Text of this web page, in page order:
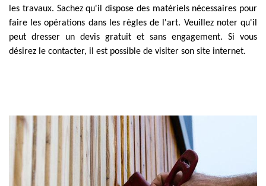
les travaux. Sachez qu'il dispose des matériels nécessaires pour
faire les opérations dans les règles de l'art. Veuillez noter qu'il
peut dresser un devis gratuit et sans engagement. Si vous
désirez le contacter, il est possible de visiter son site internet.